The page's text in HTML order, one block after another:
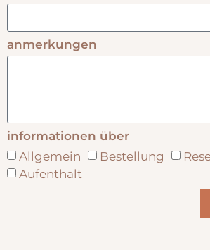
anmerkungen
informationen über
Allgemein
Bestellung
Aufenthalt